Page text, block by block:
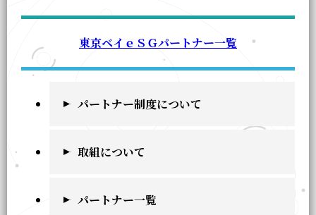
東京ベイｅＳＧパートナー一覧
パートナー制度について
取組について
パートナー一覧